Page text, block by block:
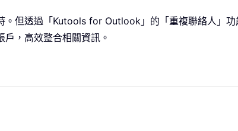
但透過「Kutools for Outlook」的「重複聯絡人」功
，高效整合相關資訊。